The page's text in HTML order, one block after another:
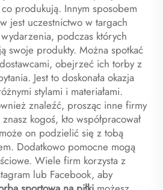
produkują. Innym sposobem
jest uczestnictwo w targach
podczas których
swoje produkty. Można spotkać
obejrzeć ich torby z
Jest to doskonała okazja
stylami i materiałami.
znaleźć, prosząc inne firmy
kogoś, kto współpracował
on podzielić się z tobą
Dodatkowo pomocne mogą
Wiele firm korzysta z
lub Facebook, aby